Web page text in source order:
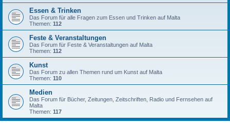
Essen & Trinken
Das Forum für alle Fragen zum Essen und Trinken auf Malta
Themen: 112
Feste & Veranstaltungen
Das Forum für Feste & Veranstaltungen auf Malta
Themen: 112
Kunst
Das Forum zu allen Themen rund um Kunst auf Malta
Themen: 110
Medien
Das Forum für Bücher, Zeitungen, Zeitschriften, Radio und Fernsehen auf
Malta
Themen: 117